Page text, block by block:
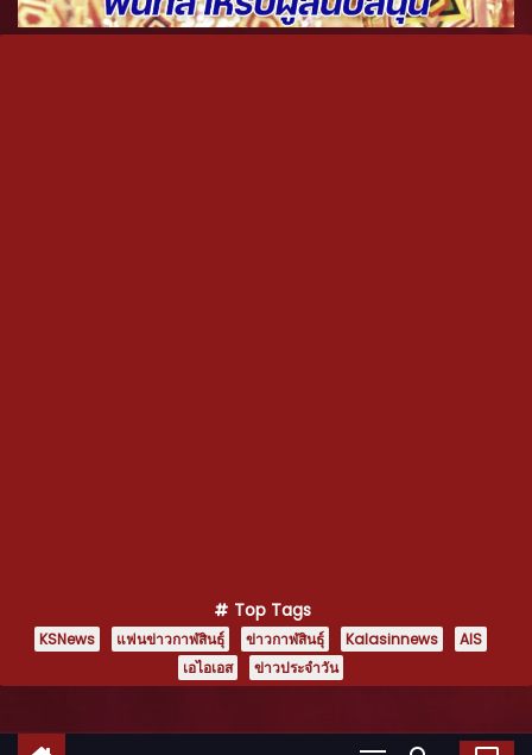
Top Tags
KSNews แฟนข่าวกาฬสินธุ์ ข่าวกาฬสินธุ์ Kalasinnews
AIS
เอไอเอส
ข่าวประจำวัน